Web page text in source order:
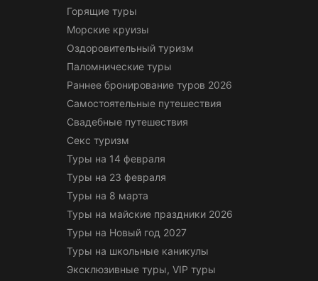
Горящие туры
Морские круизы
Оздоровительный туризм
Паломнические туры
Раннее бронирование туров 2026
Самостоятельные путешествия
Свадебные путешествия
Секс туризм
Туры на 14 февраля
Туры на 23 февраля
Туры на 8 марта
Туры на майские праздники 2026
Туры на Новый год 2027
Туры на школьные каникулы
Эксклюзивные туры, VIP туры